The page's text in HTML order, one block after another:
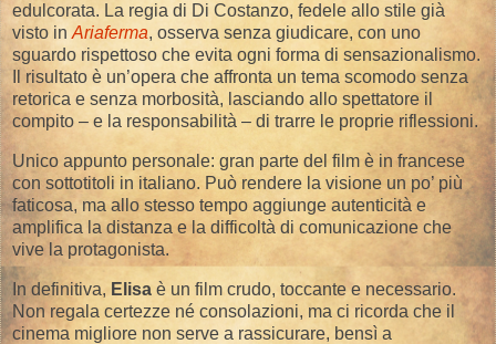
edulcorata. La regia di Di Costanzo, fedele allo stile già
visto in Ariaferma, osserva senza giudicare, con uno
sguardo rispettoso che evita ogni forma di sensazionalismo.
Il risultato è un’opera che affronta un tema scomodo senza
retorica e senza morbosità, lasciando allo spettatore il
compito – e la responsabilità – di trarre le proprie riflessioni.
Unico appunto personale: gran parte del film è in francese
con sottotitoli in italiano. Può rendere la visione un po’ più
faticosa, ma allo stesso tempo aggiunge autenticità e
amplifica la distanza e la difficoltà di comunicazione che
vive la protagonista.
In definitiva, Elisa è un film crudo, toccante e necessario.
Non regala certezze né consolazioni, ma ci ricorda che il
cinema migliore non serve a rassicurare, bensì a